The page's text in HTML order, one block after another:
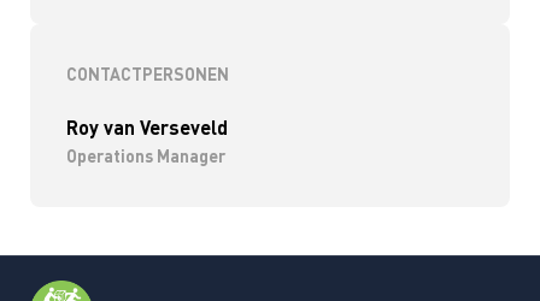
CONTACTPERSONEN
Roy van Verseveld
Operations Manager